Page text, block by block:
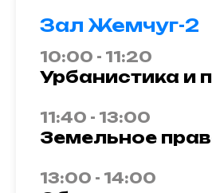
Зал Жемчуг-2
10:00 - 11:20
Урбанистика и
11:40 - 13:00
Земельное
13:00 - 14:00